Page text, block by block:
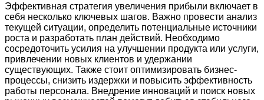
Эффективная стратегия увеличения прибыли включает в
себя несколько ключевых шагов. Важно провести анализ
текущей ситуации, определить потенциальные источники
роста и разработать план действий. Необходимо
сосредоточить усилия на улучшении продукта или услуги,
привлечении новых клиентов и удержании
существующих. Также стоит оптимизировать бизнес-
процессы, снизить издержки и повысить эффективность
работы персонала. Внедрение инноваций и поиск новых